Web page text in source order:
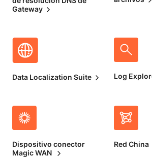
Gateway
Data Localization Suite Log
Dispositivo conector
Magic WAN
Red China